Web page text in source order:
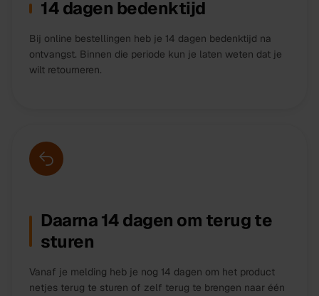
14 dagen bedenktijd
Bij online bestellingen heb je 14 dagen bedenktijd na
ontvangst. Binnen die periode kun je laten weten dat je
wilt retourneren.
Daarna 14 dagen om terug te
sturen
Vanaf je melding heb je nog 14 dagen om het product
netjes terug te sturen of zelf terug te brengen naar één